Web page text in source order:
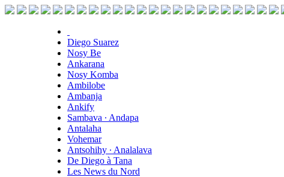
Diego Suarez
Nosy Be
Ankarana
Nosy Komba
Ambilobe
Ambanja
Ankify
Sambava ∙ Andapa
Antalaha
Vohemar
Antsohihy ∙ Analalava
De Diego à Tana
Les News du Nord